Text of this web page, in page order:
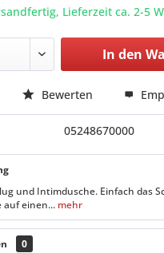
Lieferzeit ca. 2-5
In den
Bewerten
05248670000
und Intimdusche. Einfach das
auf einen... mehr
0